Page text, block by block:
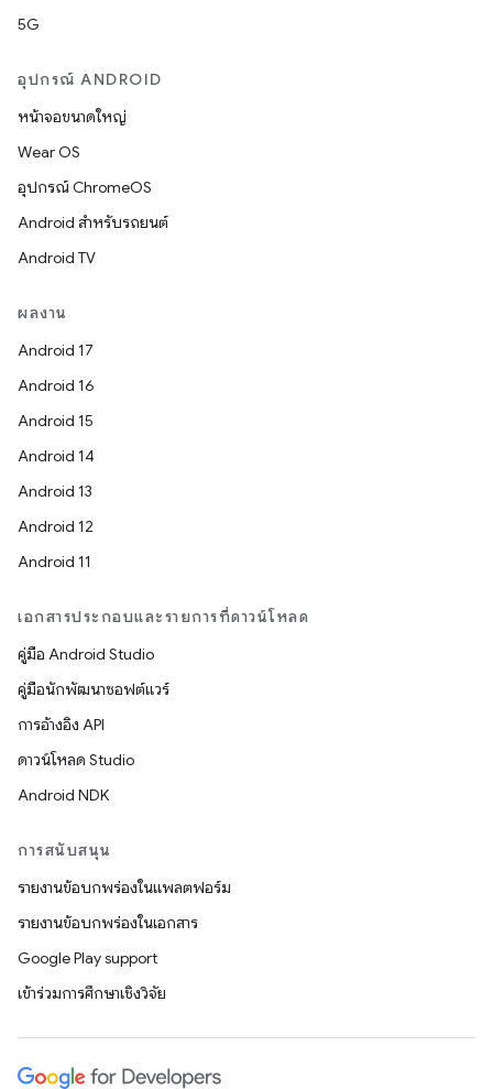
5G
อุปกรณ์ ANDROID
หน้าจอขนาดใหญ่
Wear OS
อุปกรณ์ ChromeOS
Android สำหรับรถยนต์
Android TV
ผลงาน
Android 17
Android 16
Android 15
Android 14
Android 13
Android 12
Android 11
เอกสารประกอบและรายการที่ดาวน์โหลด
คู่มือ Android Studio
คู่มือนักพัฒนาซอฟต์แวร์
การอ้างอิง API
ดาวน์โหลด Studio
Android NDK
การสนับสนุน
รายงานข้อบกพร่องในแพลตฟอร์ม
รายงานข้อบกพร่องในเอกสาร
Google Play support
เข้าร่วมการศึกษาเชิงวิจัย